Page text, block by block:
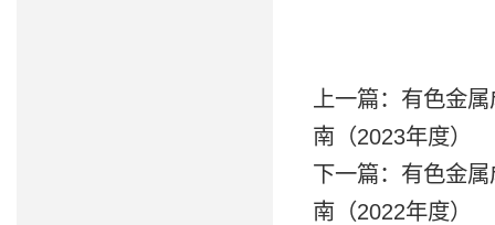
上一篇： 有色金
南（2023年度）
下一篇： 有色金
南（2022年度）